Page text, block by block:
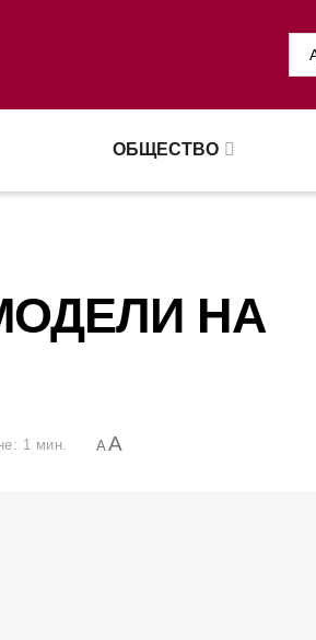
ОБЩЕСТВО
НА
1 мин. AA